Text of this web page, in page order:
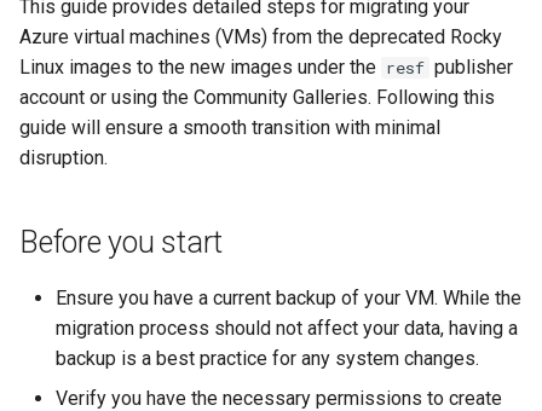
and Key Signing
Systemd Units Hardening
WireGuard VPN
Capitolo 6. Server mail
Capitolo 7. High availability
Lab 11: Provisioning Pod
Network Routes
Lab 12: Smoke Test
bash - Colore della stringa
Servizio Systemd - Script
Python
CPU
torsocks - Instradare il
traffico attraverso
Tor/SOCKS5
Change Log
Rocky Linux Summer of Docs
2024
This guide provides detailed steps for migrating your
Azure virtual machines (VMs) from the deprecated Rocky
Linux images to the new images under the resf publisher
account or using the Community Galleries. Following this
guide will ensure a smooth transition with minimal
disruption.
Before you start
Ensure you have a current backup of your VM. While the
migration process should not affect your data, having a
backup is a best practice for any system changes.
Verify you have the necessary permissions to create